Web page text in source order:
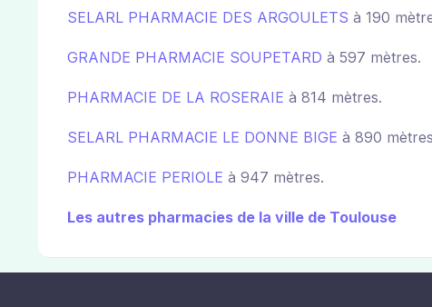
SELARL PHARMACIE DES ARGOULETS à 190
GRANDE PHARMACIE SOUPETARD à 597 mètres.
PHARMACIE DE LA ROSERAIE à 814 mètres.
SELARL PHARMACIE LE DONNE BIGE à 890
PHARMACIE PERIOLE à 947 mètres.
Les autres pharmacies de la ville de Toulouse